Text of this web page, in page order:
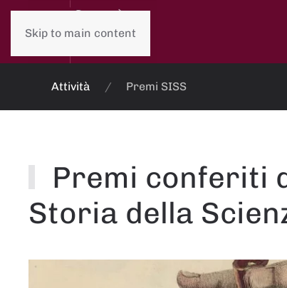
Skip to main content
Attività Premi SISS
Premi conferiti
Storia della